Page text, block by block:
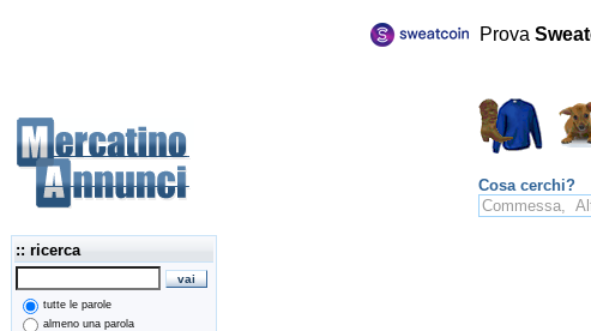
Prova
Cosa cerchi?
:: ricerca
tutte le parole
almeno una parola